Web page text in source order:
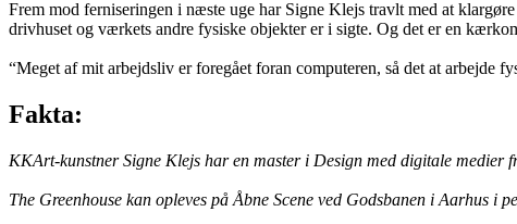
Frem mod ferniseringen i næste uge har Signe Klejs travlt med at
drivhuset og værkets andre fysiske objekter er i sigte. Og det er en
“Meget af mit arbejdsliv er foregået foran computeren, så det at arbejde
Fakta:
KKArt-kunstner Signe Klejs har en master i Design med digitale
The Greenhouse kan opleves på Åbne Scene ved Godsbanen i Aarhus i